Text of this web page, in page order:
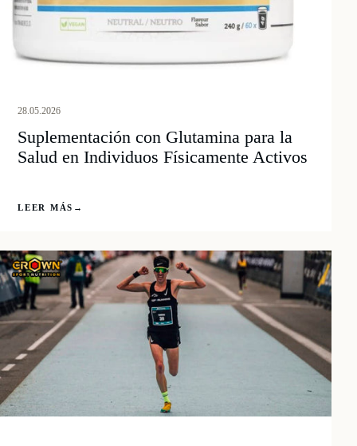
28.05.2026
Suplementación con Glutamina para la
Salud en Individuos Físicamente Activos
LEER MÁS →